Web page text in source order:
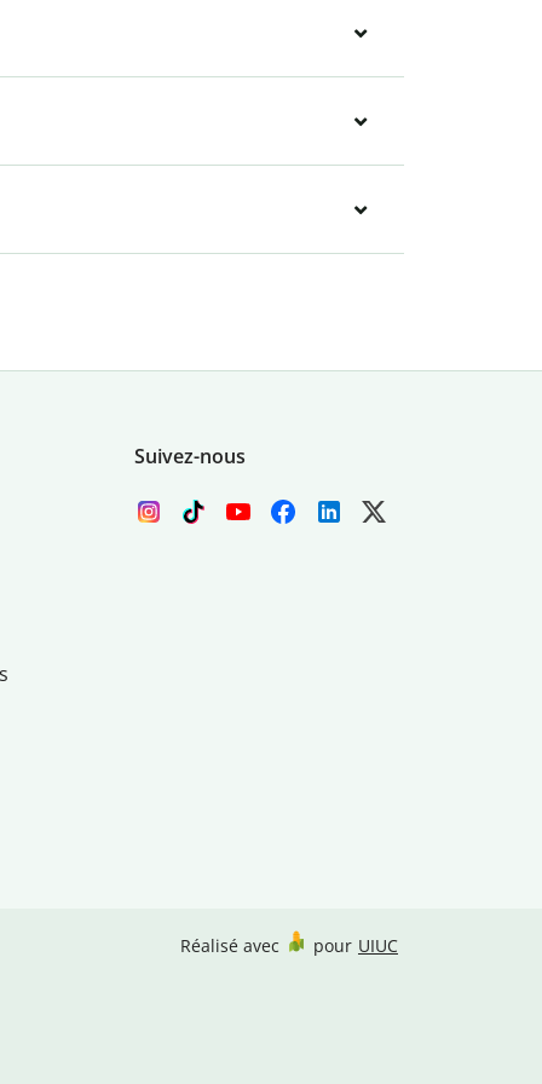
Suivez-nous
Réalisé avec pour UIUC